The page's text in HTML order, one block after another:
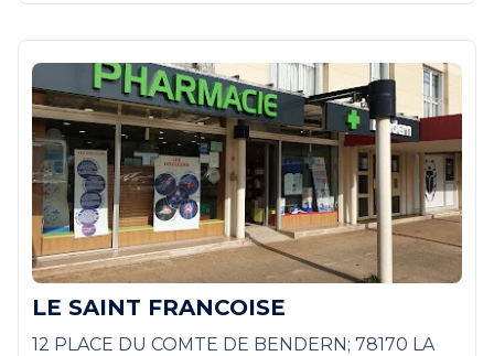
LE SAINT FRANCOISE
12 PLACE DU COMTE DE BENDERN; 78170 LA